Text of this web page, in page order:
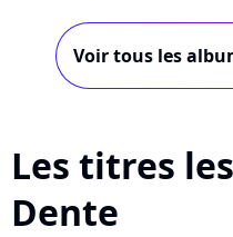
Voir tous les
Les titres
Dente